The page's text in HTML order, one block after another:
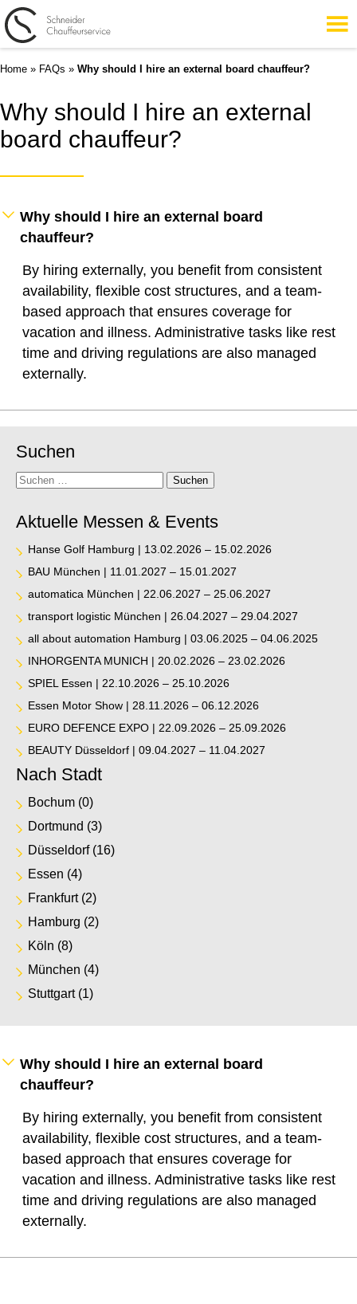
Home » FAQs » Why should I hire an external board chauffeur?
Why should I hire an external
board chauffeur?
Why should I hire an external board
chauffeur?
By hiring externally, you benefit from consistent
availability, flexible cost structures, and a team-
based approach that ensures coverage for
vacation and illness. Administrative tasks like rest
time and driving regulations are also managed
externally.
Suchen
Suche Suchen
Aktuelle Messen & Events
Hanse Golf Hamburg | 13.02.2026 – 15.02.2026
BAU München | 11.01.2027 – 15.01.2027
automatica München | 22.06.2027 – 25.06.2027
transport logistic München | 26.04.2027 – 29.04.2027
all about automation Hamburg | 03.06.2025 – 04.06.2025
INHORGENTA MUNICH | 20.02.2026 – 23.02.2026
SPIEL Essen | 22.10.2026 – 25.10.2026
Essen Motor Show | 28.11.2026 – 06.12.2026
EURO DEFENCE EXPO | 22.09.2026 – 25.09.2026
BEAUTY Düsseldorf | 09.04.2027 – 11.04.2027
Nach Stadt
Bochum (0)
Dortmund (3)
Düsseldorf(16)
Essen (4)
Frankfurt(2)
Hamburg (2)
Köln (8)
München (4)
Stuttgart(1)
Why should I hire an external board
chauffeur?
By hiring externally, you benefit from consistent
availability, flexible cost structures, and a team-
based approach that ensures coverage for
vacation and illness. Administrative tasks like rest
time and driving regulations are also managed
externally.